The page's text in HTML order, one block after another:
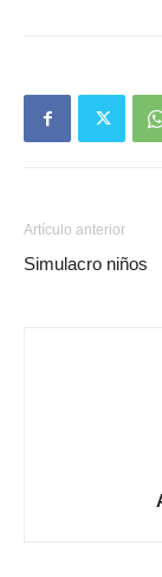
Artículo anterior
Simulacro niños